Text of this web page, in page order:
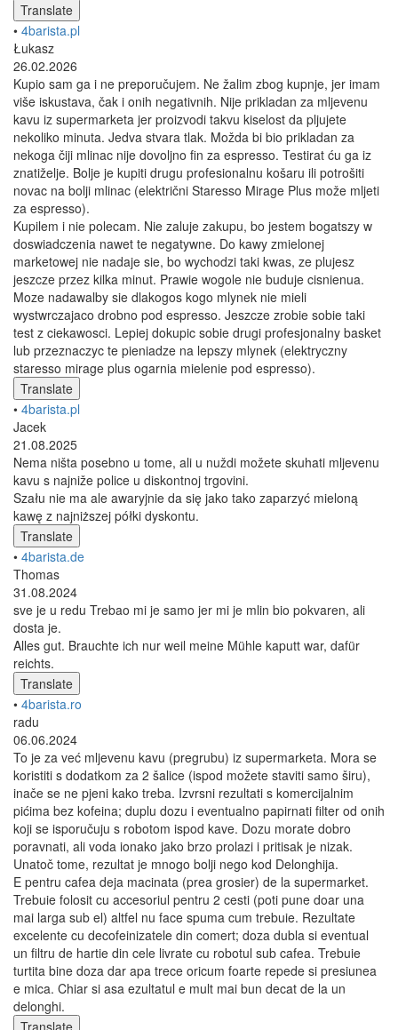
Translate
• 4barista.pl
Łukasz
26.02.2026
Kupio sam ga i ne preporučujem. Ne žalim zbog kupnje, jer imam
više iskustava, čak i onih negativnih. Nije prikladan za mljevenu
kavu iz supermarketa jer proizvodi takvu kiselost da pljujete
nekoliko minuta. Jedva stvara tlak. Možda bi bio prikladan za
nekoga čiji mlinac nije dovoljno fin za espresso. Testirat ću ga iz
znatiželje. Bolje je kupiti drugu profesionalnu košaru ili potrošiti
novac na bolji mlinac (električni Staresso Mirage Plus može mljeti
za espresso).
Kupilem i nie polecam. Nie zaluje zakupu, bo jestem bogatszy w
doswiadczenia nawet te negatywne. Do kawy zmielonej
marketowej nie nadaje sie, bo wychodzi taki kwas, ze plujesz
jeszcze przez kilka minut. Prawie wogole nie buduje cisnienua.
Moze nadawalby sie dlakogos kogo mlynek nie mieli
wystwrczajaco drobno pod espresso. Jeszcze zrobie sobie taki
test z ciekawosci. Lepiej dokupic sobie drugi profesjonalny basket
lub przeznaczyc te pieniadze na lepszy mlynek (elektryczny
staresso mirage plus ogarnia mielenie pod espresso).
Translate
• 4barista.pl
Jacek
21.08.2025
Nema ništa posebno u tome, ali u nuždi možete skuhati mljevenu
kavu s najniže police u diskontnoj trgovini.
Szału nie ma ale awaryjnie da się jako tako zaparzyć mieloną
kawę z najniższej półki dyskontu.
Translate
• 4barista.de
Thomas
31.08.2024
sve je u redu Trebao mi je samo jer mi je mlin bio pokvaren, ali
dosta je.
Alles gut. Brauchte ich nur weil meine Mühle kaputt war, dafür
reichts.
Translate
• 4barista.ro
radu
06.06.2024
To je za već mljevenu kavu (pregrubu) iz supermarketa. Mora se
koristiti s dodatkom za 2 šalice (ispod možete staviti samo širu),
inače se ne pjeni kako treba. Izvrsni rezultati s komercijalnim
pićima bez kofeina; duplu dozu i eventualno papirnati filter od onih
koji se isporučuju s robotom ispod kave. Dozu morate dobro
poravnati, ali voda ionako jako brzo prolazi i pritisak je nizak.
Unatoč tome, rezultat je mnogo bolji nego kod Delonghija.
E pentru cafea deja macinata (prea grosier) de la supermarket.
Trebuie folosit cu accesoriul pentru 2 cesti (poti pune doar una
mai larga sub el) altfel nu face spuma cum trebuie. Rezultate
excelente cu decofeinizatele din comert; doza dubla si eventual
un filtru de hartie din cele livrate cu robotul sub cafea. Trebuie
turtita bine doza dar apa trece oricum foarte repede si presiunea
e mica. Chiar si asa ezultatul e mult mai bun decat de la un
delonghi.